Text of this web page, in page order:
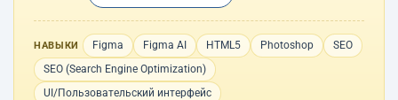
НАВЫКИ Figma Figma AI HTML5 Photoshop
SEO
SEO (Search Engine Optimization)
UI/Пользовательский интерфейс